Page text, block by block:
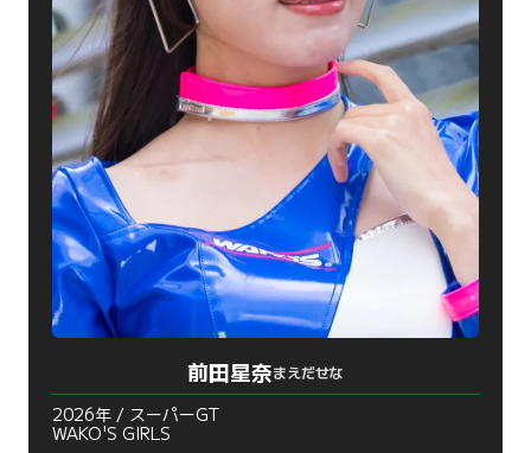
前田星奈まえだせな
2026年 / スーパーGT
WAKO'S GIRLS